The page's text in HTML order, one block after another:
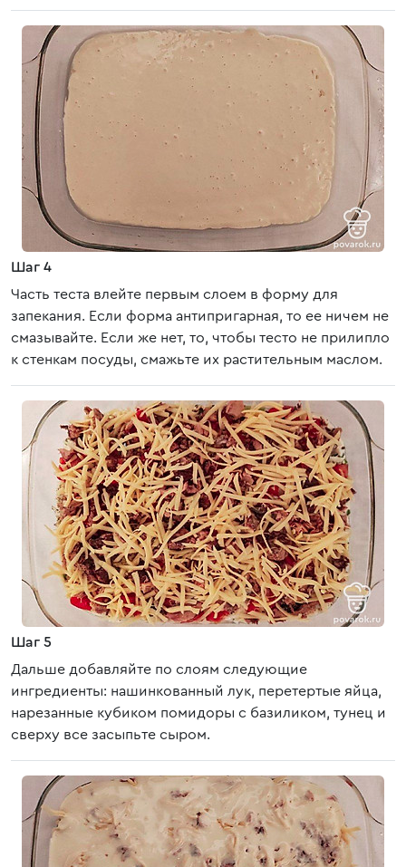
Шаг 4
Часть теста влейте первым слоем в форму для
запекания. Если форма антипригарная, то ее ничем не
смазывайте. Если же нет, то, чтобы тесто не прилипло
к стенкам посуды, смажьте их растительным маслом.
Шаг 5
Дальше добавляйте по слоям следующие
ингредиенты: нашинкованный лук, перетертые яйца,
нарезанные кубиком помидоры с базиликом, тунец и
сверху все засыпьте сыром.